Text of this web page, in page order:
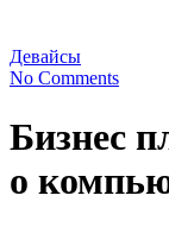
Девайсы
No Comments
Бизнес
о